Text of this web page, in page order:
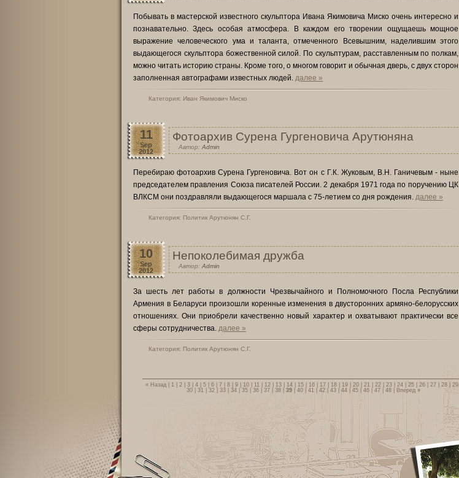
Побывать в мастерской известного скульптора Ивана Якимовича Миско очень интересно и
познавательно. Здесь особая атмосфера. В каждом его творении ощущаешь мощное
выражение человеческого ума и таланта, отмеченного Всевышним, наделившим этого
выдающегося скульптора божественной силой. По скульптурам, расставленным по полкам,
можно читать историю страны. Кроме того, о многом говорит и обычная дверь, с двух сторон
заполненная автографами известных людей. далее »
Категория: Иван Якимович Миско
11
Sep
2012
Фотоархив Сурена Гургеновича Арутюняна
Автор: Admin
Перебираю фотоархив Сурена Гургеновича. Вот он с Г.К. Жуковым, В.Н. Ганичевым - ныне
председателем правления Союза писателей России. 2 декабря 1971 года по поручению ЦК
ВЛКСМ они поздравляли выдающегося маршала с 75-летием со дня рождения. далее »
Категория: Политик Арутюнян С.Г.
10
Sep
2012
Непоколебимая дружба
Автор: Admin
За шесть лет работы в должности Чрезвычайного и Полномочного Посла Республики
Армения в Беларуси произошли коренные изменения в двусторонних армяно-белорусских
отношениях. Они приобрели качественно новый характер и охватывают практически все
сферы сотрудничества. далее »
Категория: Политик Арутюнян С.Г.
« Назад 1 2 3 4 5 6 7 8 9 10 11 12 13 14 15 16 17 18 19 20 21 22 23 24 25 26 27 28 29
30
31 32 33 34 35 36 37 38 39 40 41 42 43 44 45 46 47 48 Вперед »